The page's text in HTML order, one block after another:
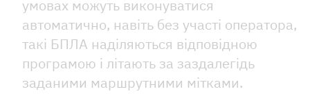
умовах можуть виконуватися
автоматично, навіть без участі оператора,
такі БПЛА наділяються відповідною
програмою і літають за заздалегідь
заданими маршрутними мітками.